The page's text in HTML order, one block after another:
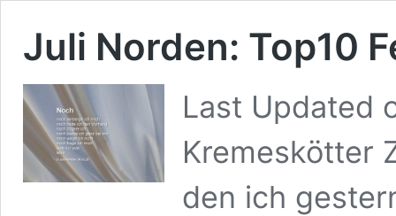
Juli Norden: Top10
Last Updated
Kremeskötter
den ich